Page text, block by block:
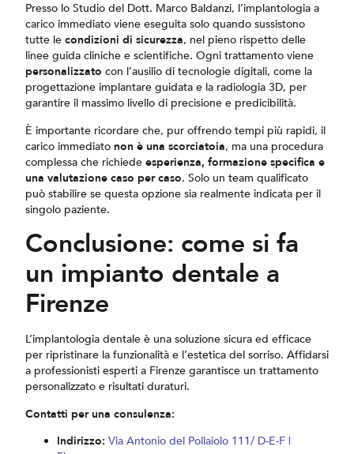
Presso lo Studio del Dott. Marco Baldanzi, l’implantologia a
carico immediato viene eseguita solo quando sussistono
tutte le condizioni di sicurezza, nel pieno rispetto delle
linee guida cliniche e scientifiche. Ogni trattamento viene
personalizzato con l’ausilio di tecnologie digitali, come la
progettazione implantare guidata e la radiologia 3D, per
garantire il massimo livello di precisione e predicibilità.
È importante ricordare che, pur offrendo tempi più rapidi, il
carico immediato non è una scorciatoia, ma una procedura
complessa che richiede esperienza, formazione specifica e
una valutazione caso per caso. Solo un team qualificato
può stabilire se questa opzione sia realmente indicata per il
singolo paziente.
Conclusione: come si fa
un impianto dentale a
Firenze
L’implantologia dentale è una soluzione sicura ed efficace
per ripristinare la funzionalità e l’estetica del sorriso. Affidarsi
a professionisti esperti a Firenze garantisce un trattamento
personalizzato e risultati duraturi.
Contatti per una consulenza:
Indirizzo: Via Antonio del Pollaiolo 111/ D-E-F |